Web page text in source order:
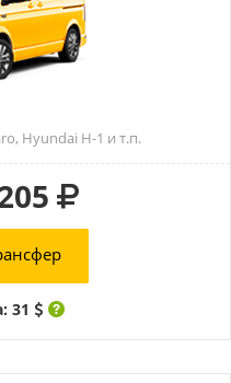
Hyundai H-1 и т.п.
31